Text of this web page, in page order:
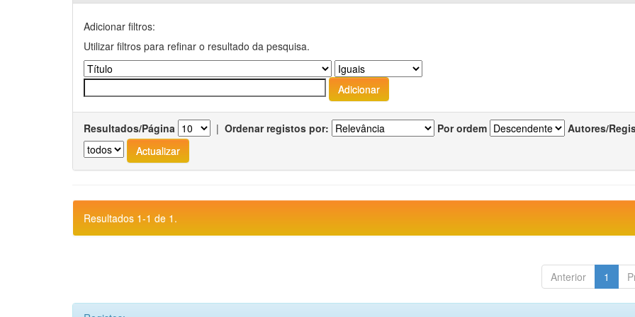
Adicionar filtros:
Utilizar filtros para refinar o resultado da pesquisa.
Resultados/Página | Ordenar registos por: Por ordem Autores/
Resultados 1-1 de 1.
Anterior 1